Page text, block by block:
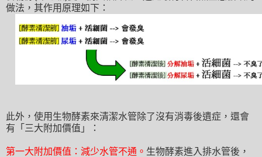
做法 ， 其作用 原理如下 ：
此外 ，使用生物酵素來清潔水管除了沒有消毒後遺症 ， 還會
有 「 三大附加價值 」 ：
第一大附加價值 ：減少水管不通 。 生物酵素進入排水管後 ，